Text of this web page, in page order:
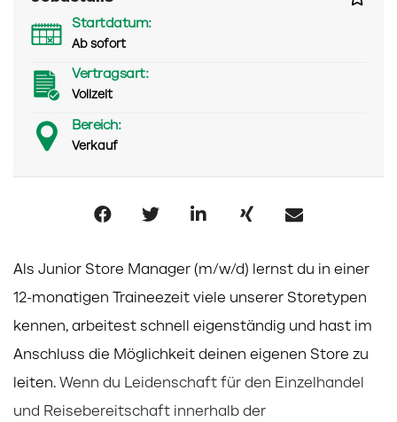
Startdatum:
Ab sofort
Vertragsart:
Vollzeit
Bereich:
Verkauf
Als Junior Store Manager (m/w/d) lernst du in einer
12-monatigen Traineezeit viele unserer Storetypen
kennen, arbeitest schnell eigenständig und hast im
Anschluss die Möglichkeit deinen eigenen Store zu
leiten. Wenn du Leidenschaft für den Einzelhandel
und Reisebereitschaft innerhalb der